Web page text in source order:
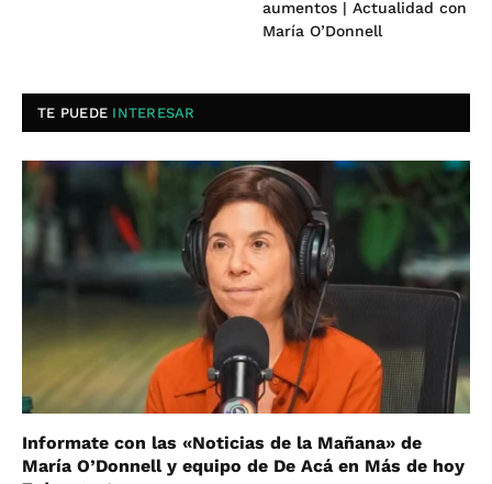
aumentos | Actualidad con
María O’Donnell
TE PUEDE INTERESAR
Informate con las «Noticias de la Mañana» de
María O’Donnell y equipo de De Acá en Más de hoy